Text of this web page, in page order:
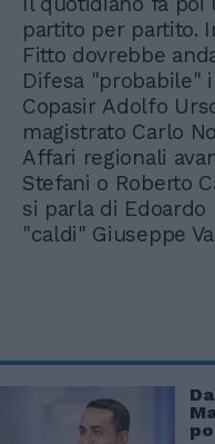
partito per partito.
Fitto dovrebbe
Difesa "probabile"
Copasir Adolfo
magistrato Carlo
Affari regionali
Stefani o Roberto
si parla di Edoardo
"caldi" Giuseppe